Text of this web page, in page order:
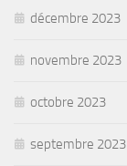
décembre 2023
novembre 2023
octobre 2023
septembre 2023